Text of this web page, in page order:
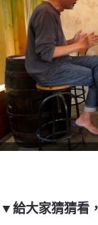
▼給大家猜猜看